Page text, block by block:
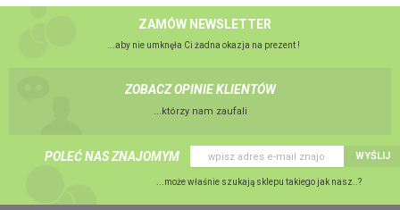
ZAMÓW NEWSLETTER
...aby nie umknęła Ci żadna okazja na prezent !
ZOBACZ OPINIE KLIENTÓW
...którzy nam zaufali
POLEĆ NAS ZNAJOMYM WYŚLIJ
...może właśnie szukają sklepu takiego jak nasz..?